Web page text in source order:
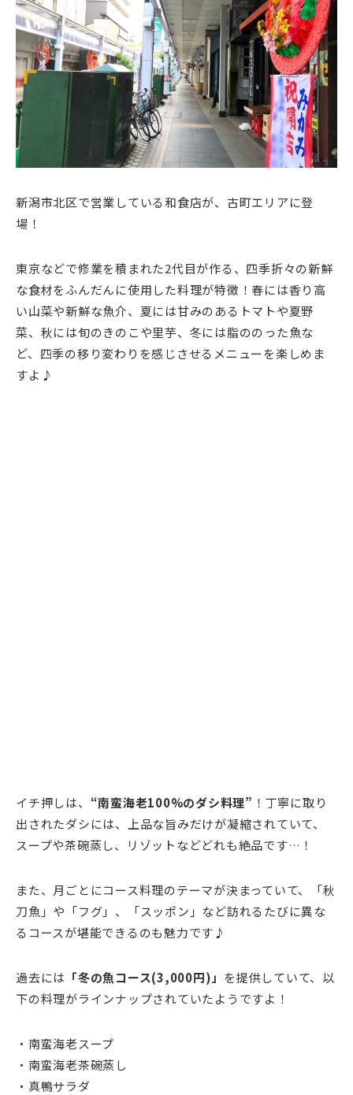
新潟市北区で営業している和食店が、古町エリアに登
場！
東京などで修業を積まれた2代目が作る、四季折々の新鮮
な食材をふんだんに使用した料理が特徴！春には香り高
い山菜や新鮮な魚介、夏には甘みのあるトマトや夏野
菜、秋には旬のきのこや里芋、冬には脂ののった魚な
ど、四季の移り変わりを感じさせるメニューを楽しめま
すよ♪
イチ押しは、 “南蛮海老100%のダシ料理” ！丁寧に取り
出されたダシには、上品な旨みだけが凝縮されていて、
スープや茶碗蒸し、リゾットなどどれも絶品です…！
また、月ごとにコース料理のテーマが決まっていて、「秋
刀魚」や「フグ」、「スッポン」など訪れるたびに異な
るコースが堪能できるのも魅力です♪
過去には 「冬の魚コース(3,000円)」 を提供していて、以
下の料理がラインナップされていたようですよ！
・南蛮海老スープ
・南蛮海老茶碗蒸し
・真鴨サラダ